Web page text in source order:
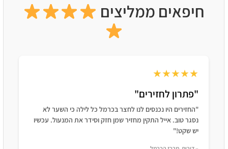
חיפאים ממליצים
★★★★★
"פתרון לחזירים"
"החזירים היו נכנסים לנו לחצר בכרמל כל לילה כי השער לא
נסגר טוב. אייל התקין מחזיר שמן חזק וסידר את המנעול. עכשיו
יש שקט!"